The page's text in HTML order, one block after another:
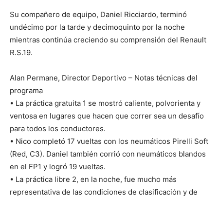
Su compañero de equipo, Daniel Ricciardo, terminó
undécimo por la tarde y decimoquinto por la noche
mientras continúa creciendo su comprensión del Renault
R.S.19.
Alan Permane, Director Deportivo – Notas técnicas del
programa
• La práctica gratuita 1 se mostró caliente, polvorienta y
ventosa en lugares que hacen que correr sea un desafío
para todos los conductores.
• Nico completó 17 vueltas con los neumáticos Pirelli Soft
(Red, C3). Daniel también corrió con neumáticos blandos
en el FP1 y logró 19 vueltas.
• La práctica libre 2, en la noche, fue mucho más
representativa de las condiciones de clasificación y de